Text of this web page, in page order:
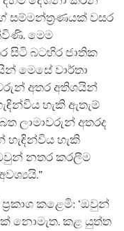
සම්මන්ත්‍රණයක් වසර
මෙම
සිටි බටහිර ජාතික
මෙසේ වාර්තා
අතර අතිශයින්
හැකි ඇතැම්
ලාමාවරුන් අතරද
හැඳින්විය හැකි
නතර කරලීම
කළෙමි: ‘ඔවුන්
නොමැත. කළ යුත්ත